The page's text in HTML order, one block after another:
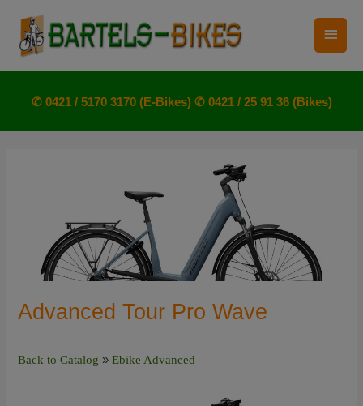
Inhalt
springen
✆ 0421 / 5170 3170 (E-Bikes) ✆ 0421 / 25 91 36 (Bikes)
Advanced Tour Pro Wave
Back to Catalog Ebike Advanced